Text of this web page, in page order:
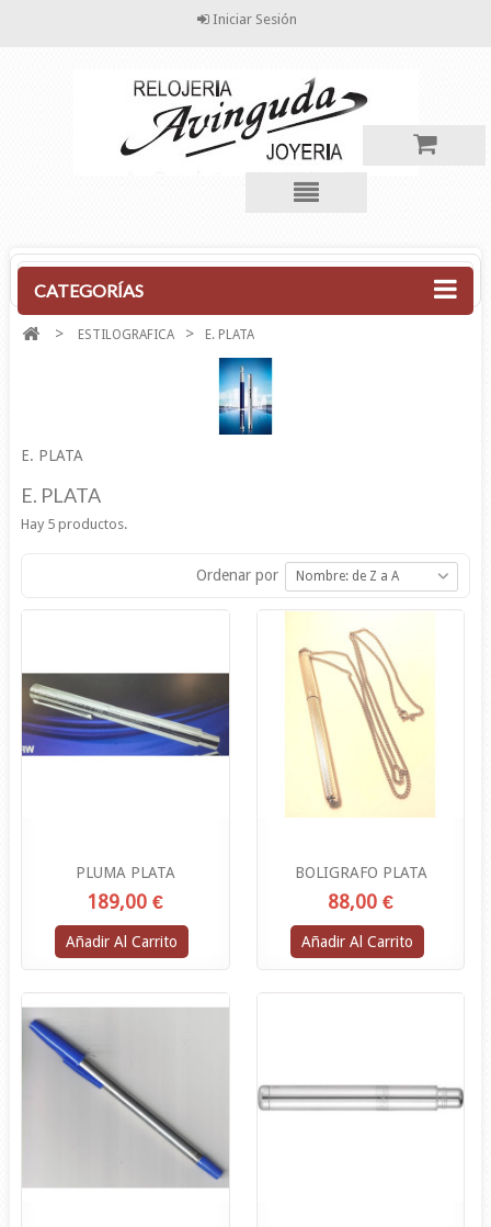
Iniciar Sesión
CATEGORÍAS
> ESTILOGRAFICA > E. PLATA
E. PLATA
E. PLATA
Hay 5 productos.
Ordenar por Nombre: de Z a A
PLUMA PLATA
189,00 €
Añadir Al Carrito
BOLIGRAFO PLATA
88,00 €
Añadir Al Carrito